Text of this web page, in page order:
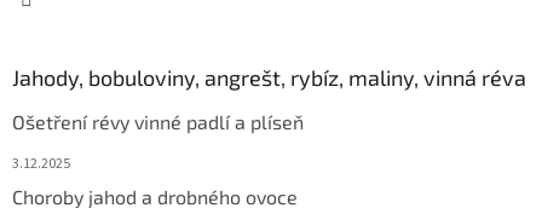
Jahody, bobuloviny, angrešt, rybíz, maliny, vinná réva
Ošetření révy vinné padlí a plíseň
3.12.2025
Choroby jahod a drobného ovoce